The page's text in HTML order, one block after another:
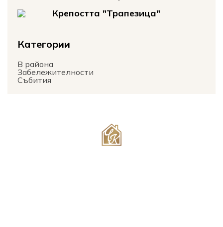
Крепостта "Трапезица"
Категории
В района
Забележителности
Събития